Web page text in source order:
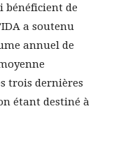
bénéficient de
a soutenu
annuel de
trois dernières
étant destiné à